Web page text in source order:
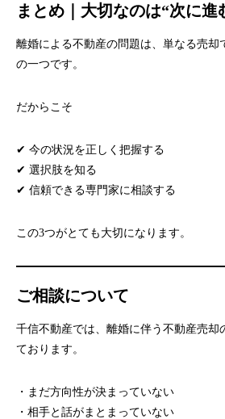
まとめ｜大切なのは“次に進
離婚による不動産の問題は、単なる売却
の一つです。
だからこそ
✔ 今の状況を正しく把握する
✔ 選択肢を知る
✔ 信頼できる専門家に相談する
この3つがとても大切になります。
ご相談について
千信不動産では、離婚に伴う不動産売却
ております。
・まだ方向性が決まっていない
・相手と話がまとまっていない